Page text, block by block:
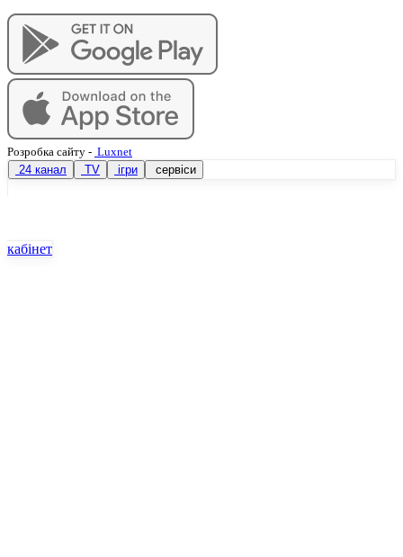
Розробка сайту - Luxnet
24 канал
TV ігри сервіси
кабінет